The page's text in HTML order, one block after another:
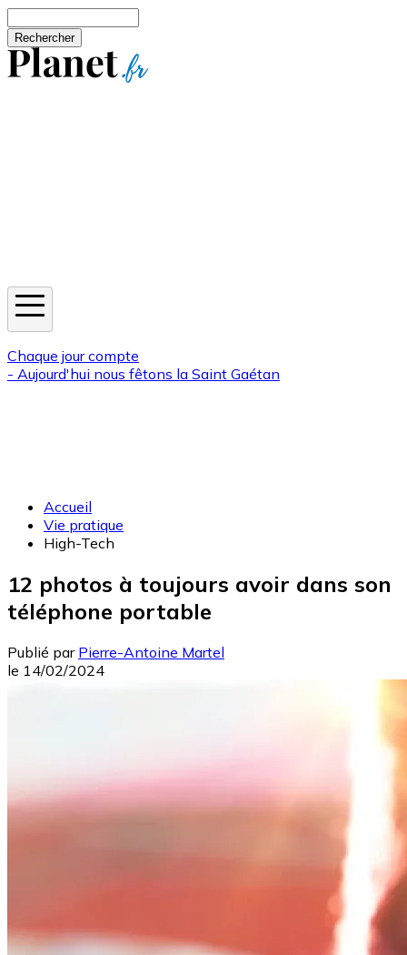
Chaque jour compte
- Aujourd'hui nous fêtons la Saint Gaétan
Accueil
Vie pratique
High-Tech
12 photos à toujours avoir dans son
téléphone portable
Publié par Pierre-Antoine Martel
le 14/02/2024